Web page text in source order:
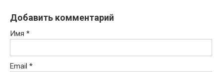
Добавить комментарий
Имя *
Email *